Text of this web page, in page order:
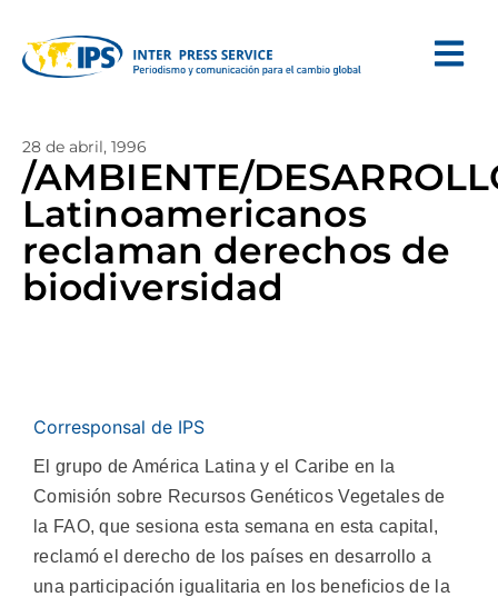
28 de abril, 1996
/AMBIENTE/
Latinoamericanos
reclaman derechos de
biodiversidad
Corresponsal de IPS
El grupo de América Latina y el Caribe en la
Comisión sobre Recursos Genéticos Vegetales de
la FAO, que sesiona esta semana en esta capital,
reclamó el derecho de los países en desarrollo a
una participación igualitaria en los beneficios de la